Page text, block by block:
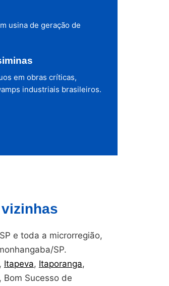
usina de geração de
em obras críticas,
industriais brasileiros.
e toda a microrregião,
SP.
, Itapeva, Itaporanga,
Sucesso de